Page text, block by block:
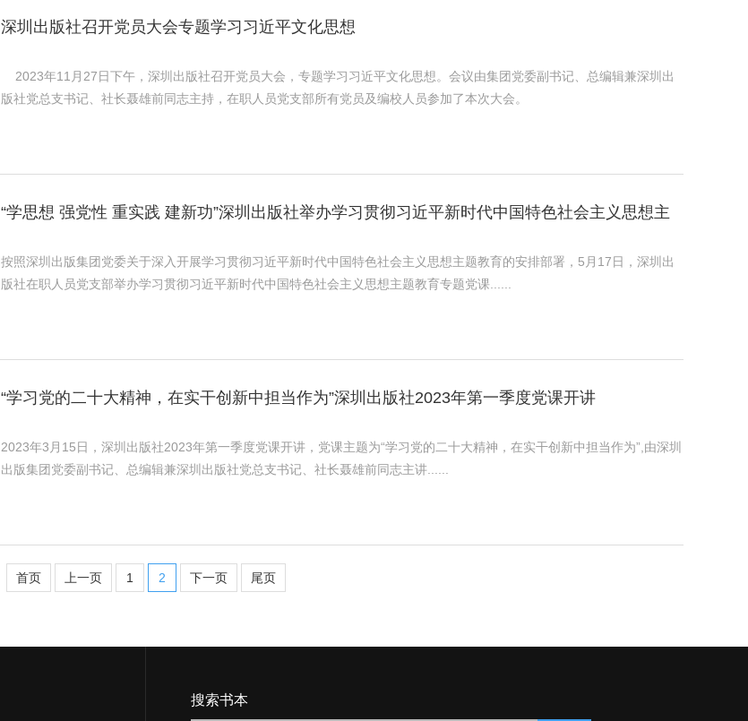
深圳出版社召开党员大会专题学习习近平文化思想
2023年11月27日下午，深圳出版社召开党员大会，专题学习习近平文化思想。会议由集团党委副书记、总编辑兼深圳出
版社党总支书记、社长聂雄前同志主持，在职人员党支部所有党员及编校人员参加了本次大会。
“学思想 强党性 重实践 建新功”深圳出版社举办学习贯彻习近平新时代中国特色社会主义思想主
按照深圳出版集团党委关于深入开展学习贯彻习近平新时代中国特色社会主义思想主题教育的安排部署，5月17日，深圳出
版社在职人员党支部举办学习贯彻习近平新时代中国特色社会主义思想主题教育专题党课......
“学习党的二十大精神，在实干创新中担当作为”深圳出版社2023年第一季度党课开讲
2023年3月15日，深圳出版社2023年第一季度党课开讲，党课主题为“学习党的二十大精神，在实干创新中担当作为”,由深圳
出版集团党委副书记、总编辑兼深圳出版社党总支书记、社长聂雄前同志主讲......
首页 上一页 1 2 下一页 尾页
搜索书本